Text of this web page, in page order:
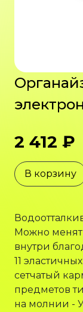
2 412 ₽
В корзину
Можно
внутри
11
сетчатый
предметов
на молнии -